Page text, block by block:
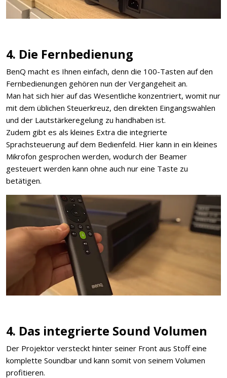
4. Die Fernbedienung
BenQ macht es Ihnen einfach, denn die 100-Tasten auf den
Fernbedienungen gehören nun der Vergangeheit an.
Man hat sich hier auf das Wesentliche konzentriert, womit nur
mit dem üblichen Steuerkreuz, den direkten Eingangswahlen
und der Lautstärkeregelung zu handhaben ist.
Zudem gibt es als kleines Extra die integrierte
Sprachsteuerung auf dem Bedienfeld. Hier kann in ein kleines
Mikrofon gesprochen werden, wodurch der Beamer
gesteuert werden kann ohne auch nur eine Taste zu
betätigen.
4. Das integrierte Sound Volumen
Der Projektor versteckt hinter seiner Front aus Stoff eine
komplette Soundbar und kann somit von seinem Volumen
profitieren.